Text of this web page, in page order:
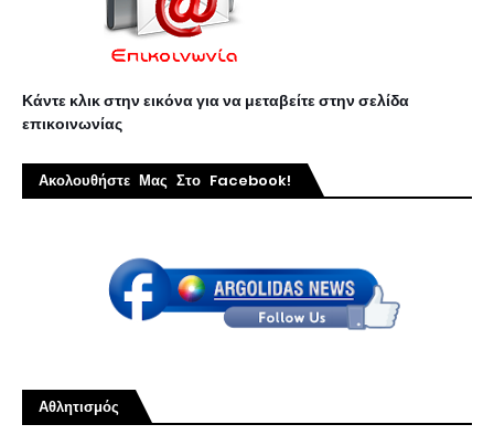
Κάντε κλικ στην εικόνα για να μεταβείτε στην σελίδα
επικοινωνίας
Ακολουθήστε Μας Στο Facebook!
Αθλητισμός